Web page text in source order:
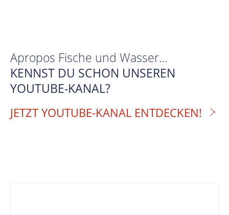
Apropos Fische und Wasser…
KENNST DU SCHON UNSEREN
YOUTUBE-KANAL?
JETZT YOUTUBE-KANAL ENTDECKEN!